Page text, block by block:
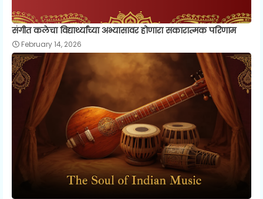
संगीत कलेचा विद्यार्थ्यांच्या अभ्यासावर होणारा सकारात्मक परिणाम
February 14, 2026